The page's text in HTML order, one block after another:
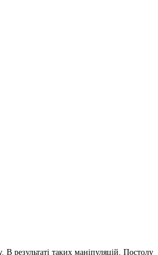
результаті таких маніпуляцій, Постолу